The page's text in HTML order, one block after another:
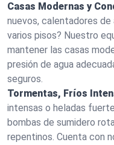
Casas Modernas y
nuevos, calentadores
varios pisos? Nuestro
mantener las casas
presión de agua
seguros.
Tormentas, Fríos
intensas o heladas
bombas de sumidero
repentinos. Cuenta con